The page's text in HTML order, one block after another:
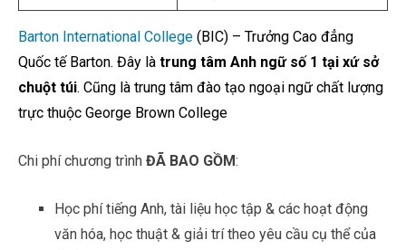
Barton International College (BIC) – Trưởng Cao đẳng
Quốc tế Barton. Đây là trung tâm Anh ngữ số 1 tại xứ sở
chuột túi. Cũng là trung tâm đào tạo ngoại ngữ chất lượng
trực thuộc George Brown College
Chi phí chương trình ĐÃ BAO GỒM:
Học phí tiếng Anh, tài liệu học tập & các hoạt động
văn hóa, học thuật & giải trí theo yêu cầu cụ thể của